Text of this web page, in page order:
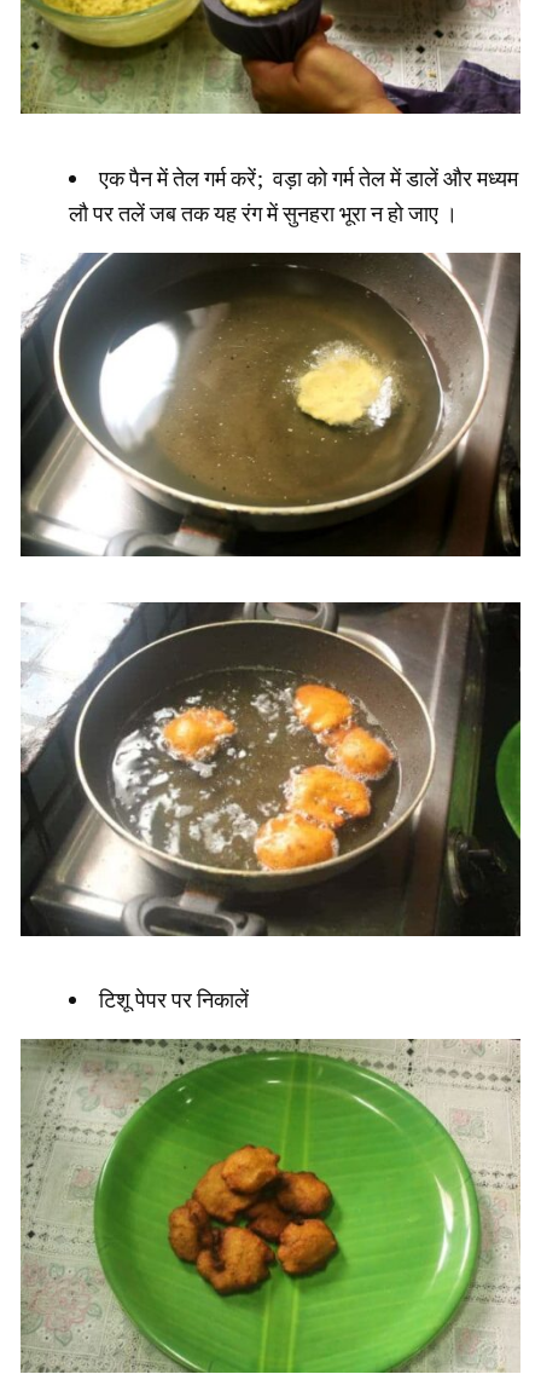
एक पैन में तेल गर्म करें; वड़ा को गर्म तेल में डालें और मध्यम
लौ पर तलें जब तक यह रंग में सुनहरा भूरा न हो जाए ।
टिशू पेपर पर निकालें